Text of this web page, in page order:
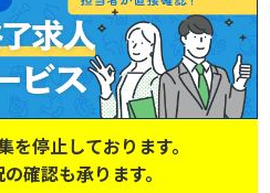
を停止しております。
確認も承ります。